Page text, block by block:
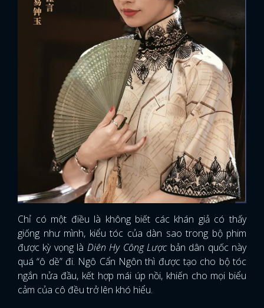
Chỉ có một điều là không biết các khán giả có thấy
giống như mình, kiểu tóc của dàn sao trong bộ phim
được kỳ vọng là Diên Hy Công Lược bản dân quốc này
quá “ô dề” đi. Ngô Cẩn Ngôn thì được tạo cho bộ tóc
ngắn nửa đầu, kết hợp mái úp nồi, khiến cho mọi biểu
cảm của cô đều trở lên khó hiểu.